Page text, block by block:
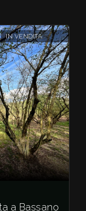
IN VENDITA
a Bassano